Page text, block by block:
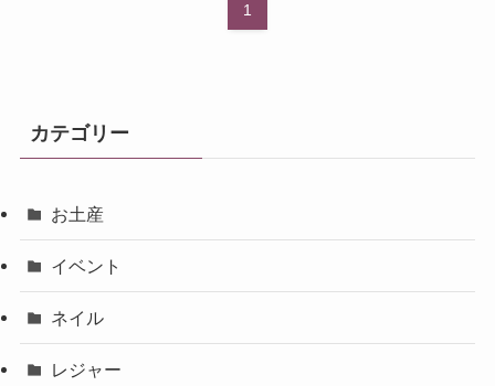
1
カテゴリー
お土産
イベント
ネイル
レジャー